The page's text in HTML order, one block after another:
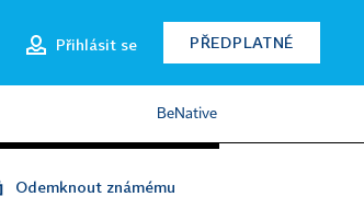
Přihlásit se PŘEDPLATNÉ
BeNative
Odemknout známému